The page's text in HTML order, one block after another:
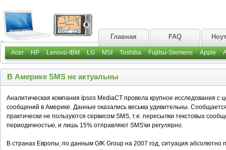
Главная FAQ
Acer HP Lenovo-IBM LG MSI Toshiba Fujitsu-Siemens Apple
В Америке SMS не актуальны
Аналитическая компания Ipsos MediaCT провела крупное исследования с
сообщений в Америке. Данные оказались весьма удивительны.
практически не пользуются сервисом SMS, т.е. пересылки текстовых
периодичностью, и лишь 15% отправляют SMS'ки регулярно.
В странах Европы, по данным GfK Group на 2007 год, ситуация